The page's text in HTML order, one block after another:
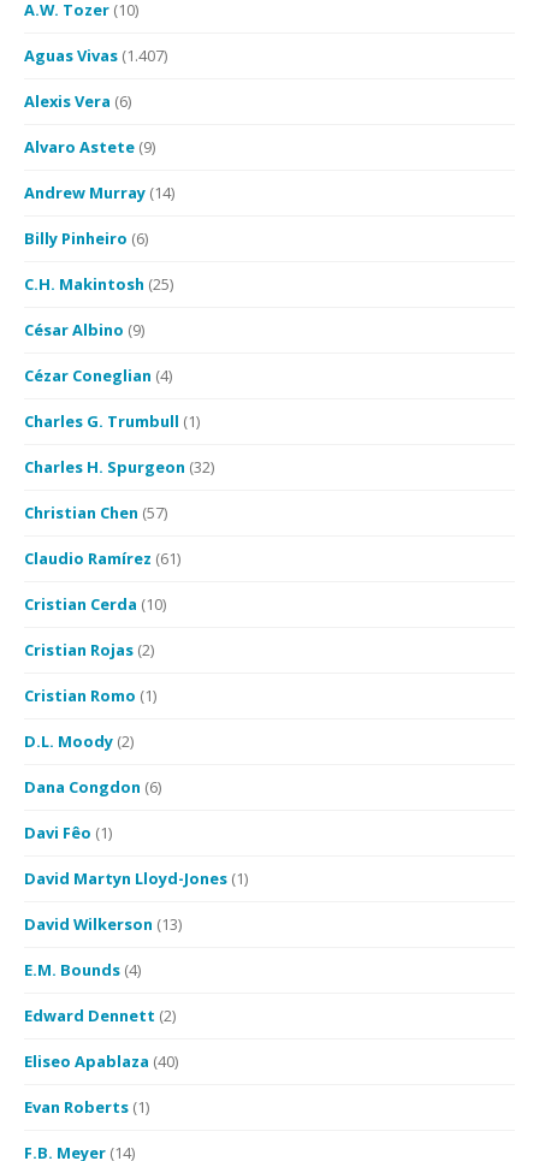
A.W. Tozer (10)
Aguas Vivas (1.407)
Alexis Vera (6)
Alvaro Astete (9)
Andrew Murray (14)
Billy Pinheiro (6)
C.H. Makintosh (25)
César Albino (9)
Cézar Coneglian (4)
Charles G. Trumbull (1)
Charles H. Spurgeon (32)
Christian Chen (57)
Claudio Ramírez (61)
Cristian Cerda (10)
Cristian Rojas (2)
Cristian Romo (1)
D.L. Moody (2)
Dana Congdon (6)
Davi Fêo (1)
David Martyn Lloyd-Jones (1)
David Wilkerson (13)
E.M. Bounds (4)
Edward Dennett (2)
Eliseo Apablaza (40)
Evan Roberts (1)
F.B. Meyer (14)